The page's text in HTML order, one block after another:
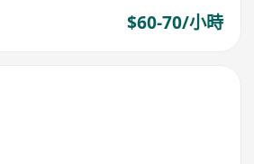
$60-70/小時